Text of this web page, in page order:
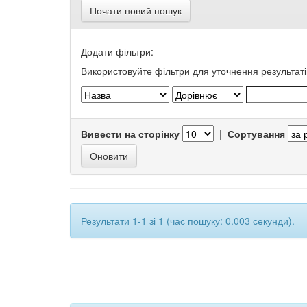
Почати новий пошук
Додати фільтри:
Використовуйте фільтри для уточнення
Вивести на сторінку | Сортування
Результати 1-1 зі 1 (час пошуку: 0.003 секунди).